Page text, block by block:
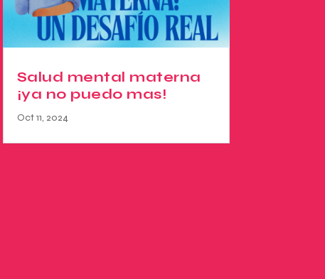
Salud mental materna
¡ya no puedo mas!
Oct 11, 2024